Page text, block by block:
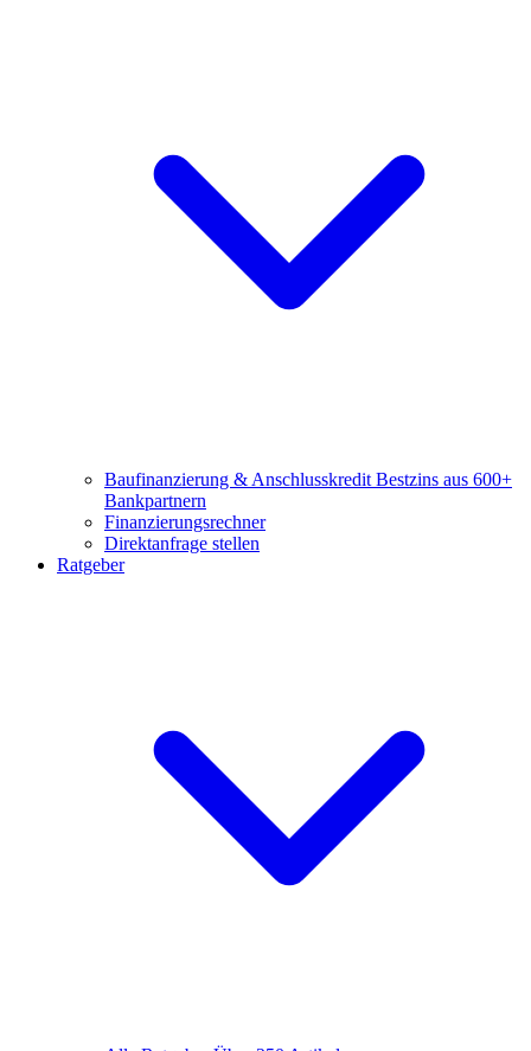
Baufinanzierung & Anschlusskredit Bestzins aus 600+
Bankpartnern
Finanzierungsrechner
Direktanfrage stellen
Ratgeber